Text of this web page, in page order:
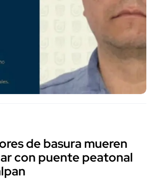
de basura mueren
con puente peatonal